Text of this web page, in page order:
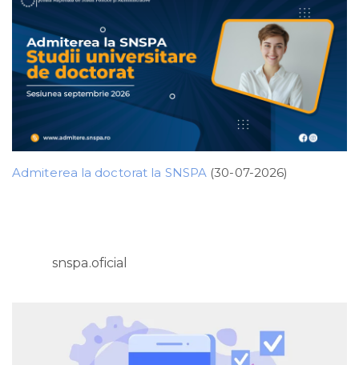
Admiterea la doctorat la SNSPA (30-07-2026)
snspa.oficial